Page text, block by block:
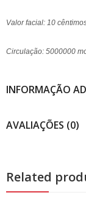
Valor facial: 10
Circulação: 5000000
INFORMAÇÃO
AVALIAÇÕES (0)
Related